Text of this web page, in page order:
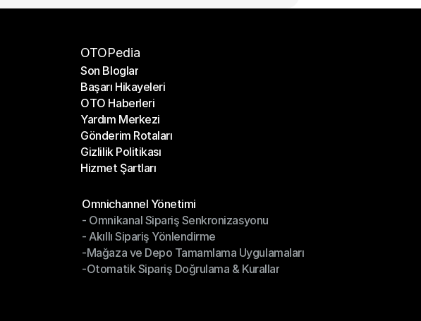
OTOPedia
Son Bloglar
Son Bloglar
Başarı Hikayeleri
Başarı Hikayeleri
OTO Haberleri
OTO Haberleri
Yardım Merkezi
Yardım Merkezi
Gönderim Rotaları
Gönderim Rotaları
Gizlilik Politikası
Gizlilik Politikası
Hizmet Şartları
Omnichannel Yönetimi
Omnichannel Yönetimi
- Omnikanal Sipariş Senkronizasyonu
- Omnikanal Sipariş Senkronizasyonu
- Akıllı Sipariş Yönlendirme
- Akıllı Sipariş Yönlendirme
-Mağaza ve Depo Tamamlama Uygulamaları
-Mağaza ve Depo Tamamlama Uygulamaları
-Otomatik Sipariş Doğrulama & Kurallar